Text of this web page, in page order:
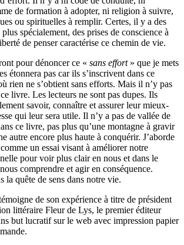
de formation à adopter, ni religion à suivre,
ou spirituelles à remplir. Certes, il y a des
spécialement, des prises de conscience à
de penser caractérise ce chemin de vie.
pour dénoncer ce « sans effort» que je mets
étonnera pas car ils s’inscrivent dans ce
rien ne s’obtient sans efforts. Mais il n’y pas
livre. Les lecteurs ne sont pas dupes. Ils
savoir, connaître et assurer leur mieux-
qui leur sera utile. Il n’y a pas de vallée de
ce livre, pas plus qu’une montagne à gravir
autre encore plus haute à conquérir. J’aborde
un essai visant à améliorer notre
pour voir plus clair en nous et dans le
comprendre et agir en conséquence.
la quête de sens dans notre vie.
de son expérience à titre de président
littéraire Fleur de Lys, le premier éditeur
but lucratif sur le web avec impression papier